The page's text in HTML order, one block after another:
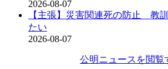
2026-08-07
【主張】災害関連死の防止 教
たい
2026-08-07
公明ニュースを閲覧